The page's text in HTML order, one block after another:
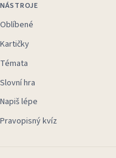
NÁSTROJE
Oblíbené
Kartičky
Témata
Slovní hra
Napiš lépe
Pravopisný kvíz